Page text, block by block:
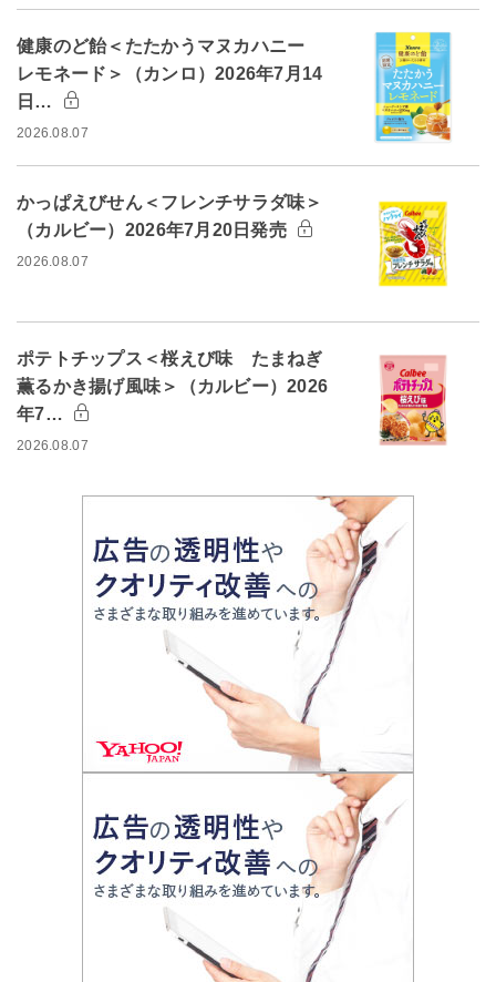
健康のど飴＜たたかうマヌカハニー
レモネード＞（カンロ）2026年7月14
日…
2026.08.07
かっぱえびせん＜フレンチサラダ味＞
（カルビー）2026年7月20日発売
2026.08.07
ポテトチップス＜桜えび味 たまねぎ
薫るかき揚げ風味＞（カルビー）2026
年7…
2026.08.07